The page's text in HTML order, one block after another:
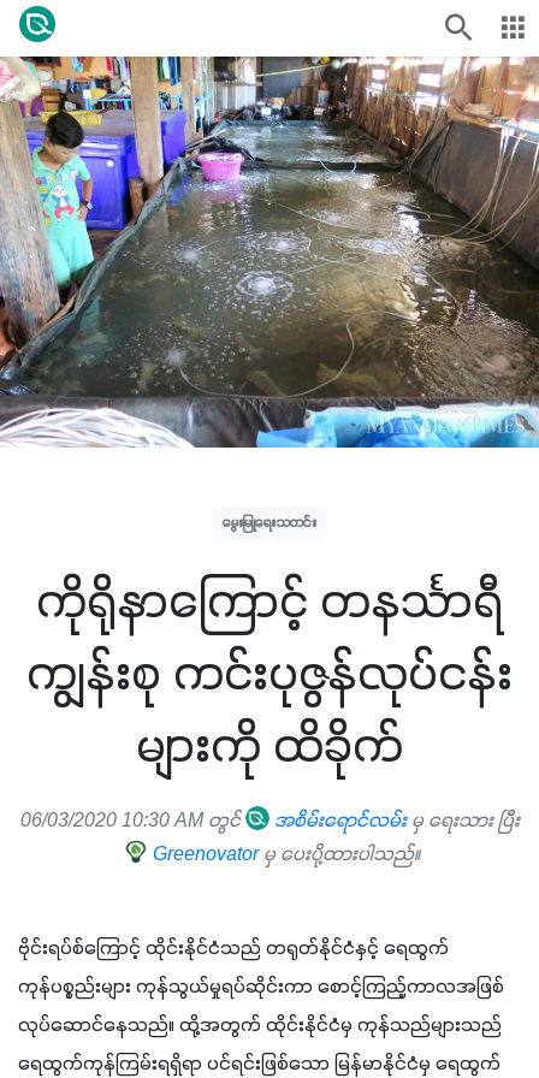
မွေးမြူရေးသတင်း
ကိုရိုနာကြောင့် တနင်္သာရီ
ကျွန်းစု ကင်းပုဇွန်လုပ်ငန်း
များကို ထိခိုက်
06/03/2020 10:30 AM တွင် အစိမ်းရောင်လမ်းမှ ရေးသား ပြီး
Greenovator မှ ပေးပို့ထားပါသည်။
ဗိုင်းရပ်စ်ကြောင့် ထိုင်းနိုင်ငံသည် တရုတ်နိုင်ငံနှင့် ရေထွက်
ကုန်ပစ္စည်းများ ကုန်သွယ်မှုရပ်ဆိုင်းကာ စောင့်ကြည့်ကာလအဖြစ်
လုပ်ဆောင်နေသည်။ ထို့အတွက် ထိုင်းနိုင်ငံမှ ကုန်သည်များသည်
ရေထွက်ကုန်ကြမ်းရရှိရာ ပင်ရင်းဖြစ်သော မြန်မာနိုင်ငံမှ ရေထွက်